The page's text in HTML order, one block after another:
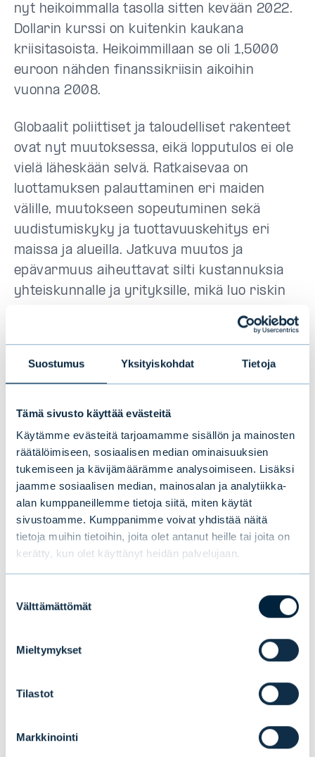
Suostumus Yksityiskohdat Tietoja
Tämä sivusto käyttää evästeitä
Käytämme evästeitä tarjoamamme sisällön ja mainosten
räätälöimiseen, sosiaalisen median ominaisuuksien
tukemiseen ja kävijämäärämme analysoimiseen. Lisäksi
jaamme sosiaalisen median, mainosalan ja analytiikka-
alan kumppaneillemme tietoja siitä, miten käytät
sivustoamme. Kumppanimme voivat yhdistää näitä
tietoja muihin tietoihin, joita olet antanut heille tai joita on
kerätty, kun olet käyttänyt heidän palvelujaan.
valinta
Välttämättömät
Mieltymykset
Tilastot
Markkinointi
nyt heikoimmalla tasolla sitten kevään 2022.
Dollarin kurssi on kuitenkin kaukana
kriisitasoista. Heikoimmillaan se oli 1,5000
euroon nähden finanssikriisin aikoihin
vuonna 2008.
Globaalit poliittiset ja taloudelliset rakenteet
ovat nyt muutoksessa, eikä lopputulos ei ole
vielä läheskään selvä. Ratkaisevaa on
luottamuksen palauttaminen eri maiden
välille, muutokseen sopeutuminen sekä
uudistumiskyky ja tuottavuuskehitys eri
maissa ja alueilla. Jatkuva muutos ja
epävarmuus aiheuttavat silti kustannuksia
yhteiskunnalle ja yrityksille, mikä luo riskin
kauppasodan vuoksi.
Taulukko: Keskeisten pääomamarkkinoiden
arvonmuutokset huhtikuussa ja vuoden
alusta